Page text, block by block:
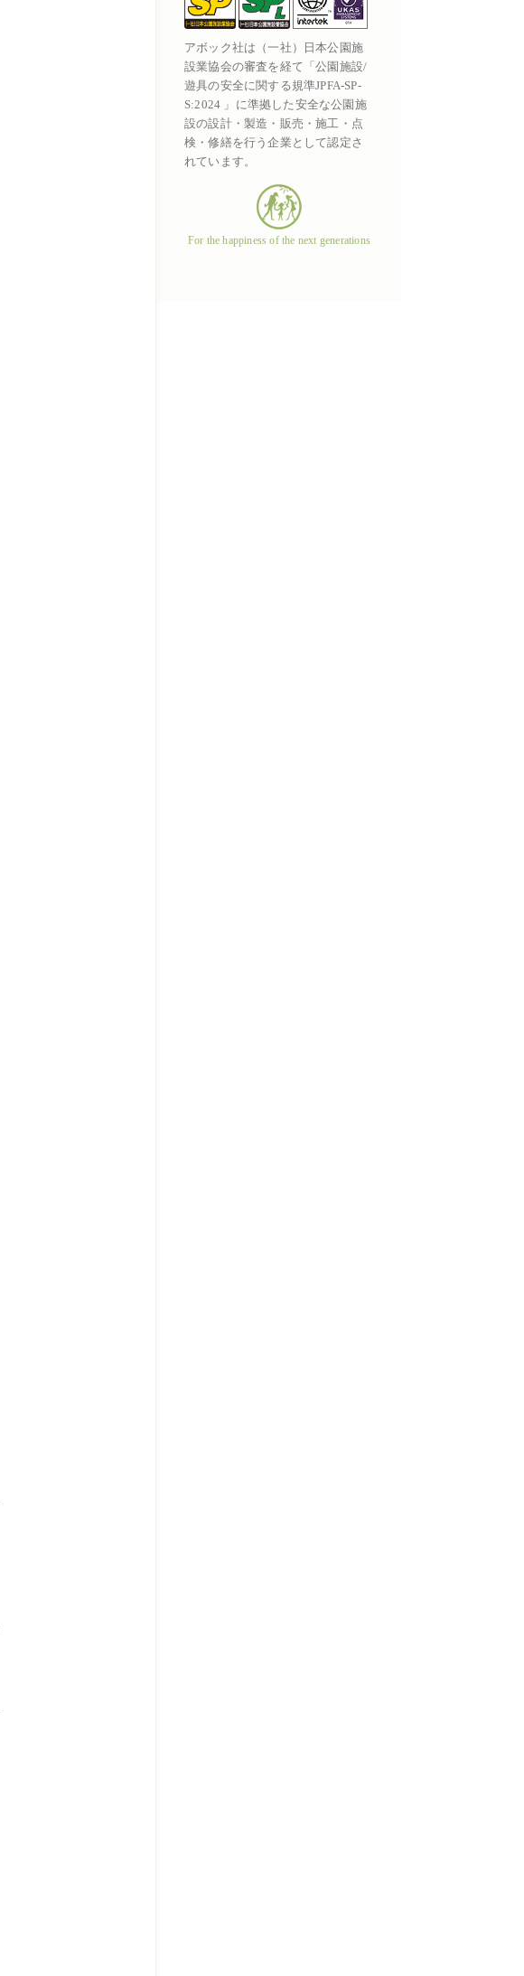
アボック社は（一社）日本公園施
設業協会の審査を経て「公園施設/
遊具の安全に関する規準JPFA-SP-
S:2024 」に準拠した安全な公園施
設の設計・製造・販売・施工・点
検・修繕を行う企業として認定さ
れています。
For the happiness of the next generations